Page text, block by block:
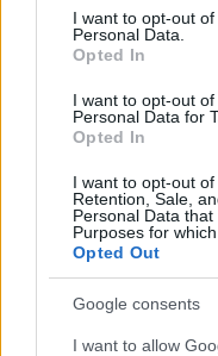
consent section.
I want to opt-out
Personal Data.
Opted In
I want to opt-out
Personal Data for
Opted In
I want to opt-out of
Retention, Sale,
Personal Data
Purposes for
Opted Out
Google consents
I want to allow